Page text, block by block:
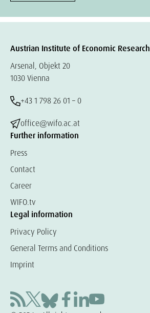
Austrian Institute of Economic Research
Arsenal, Objekt 20
1030 Vienna
+43 1 798 26 01 – 0
office@wifo.ac.at
Further information
Press
Contact
Career
WIFO.tv
Legal information
Privacy Policy
General Terms and Conditions
Imprint